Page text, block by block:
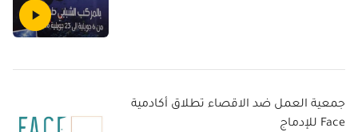
جمعية العمل ضد الاقصاء تطلاق أكادمية
Face للإدماج